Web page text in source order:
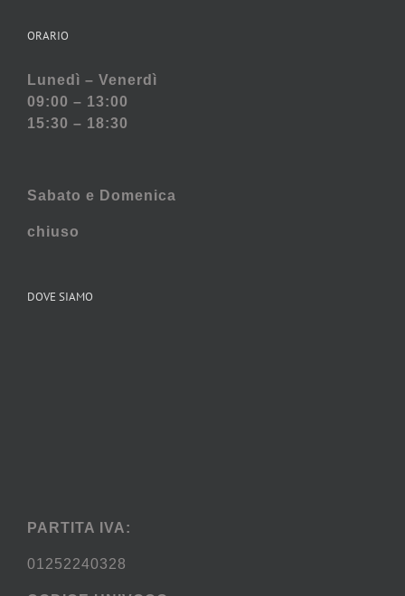
ORARIO
Lunedì – Venerdì
09:00 – 13:00
15:30 – 18:30
Sabato e Domenica
chiuso
DOVE SIAMO
PARTITA IVA:
01252240328